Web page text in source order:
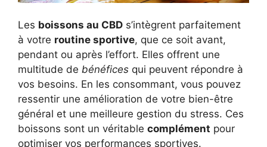
Les boissons au CBD s’intègrent parfaitement
à votre routine sportive, que ce soit avant,
pendant ou après l’effort. Elles offrent une
multitude de bénéfices qui peuvent répondre à
vos besoins. En les consommant, vous pouvez
ressentir une amélioration de votre bien-être
général et une meilleure gestion du stress. Ces
boissons sont un véritable complément pour
optimiser vos performances sportives.